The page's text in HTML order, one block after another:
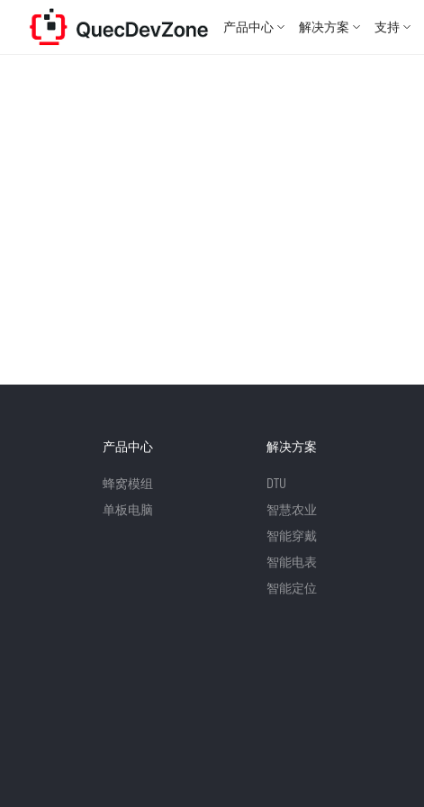
产品中心 解决方案 支持
产品中心
蜂窝模组
单板电脑
解决方案
DTU
智慧农业
智能穿戴
智能电表
智能定位